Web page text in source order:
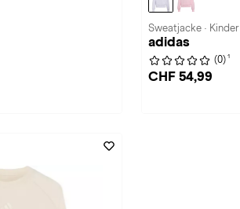
Sweatjacke · Kinder
adidas
(0) 1
CHF 54,99